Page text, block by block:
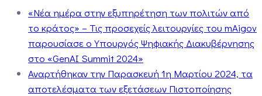
«Νέα ημέρα στην εξυπηρέτηση των πολιτών από
το κράτος» – Τις προσεχείς λειτουργίες του mAigov
παρουσίασε ο Υπουργός Ψηφιακής Διακυβέρνησης
στο «GenAI Summit 2024»
Αναρτήθηκαν την Παρασκευή 1η Μαρτίου 2024, τα
αποτελέσματα των εξετάσεων Πιστοποίησης